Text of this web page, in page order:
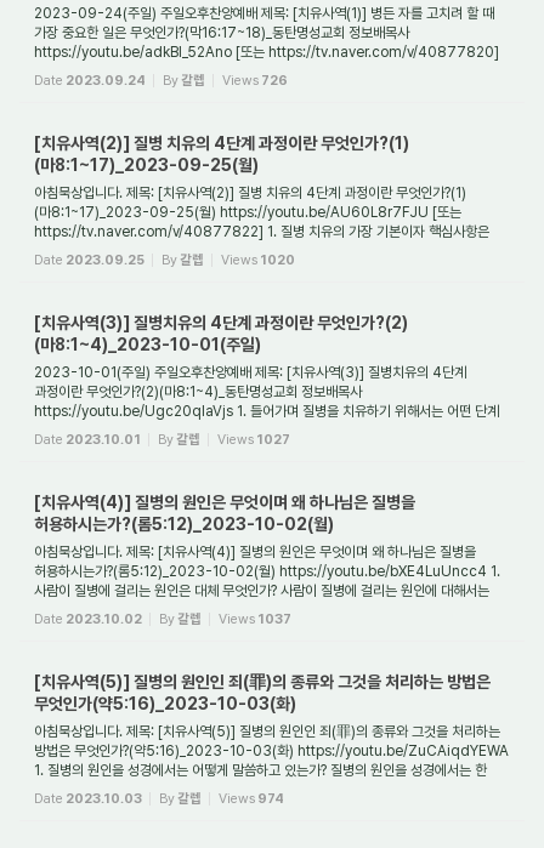
2023-09-24(주일) 주일오후찬양예배 제목: [치유사역(1)] 병든 자를 고치려 할 때
가장 중요한 일은 무엇인가?(막16:17~18)_동탄명성교회 정보배목사
https://youtu.be/adkBI_52Ano [또는 https://tv.naver.com/v/40877820]
1. 들어가며 병을 고치려할 때 가장...
Date 2023.09.24 By갈렙 Views 726
[치유사역(2)] 질병 치유의 4단계 과정이란 무엇인가?(1)
(마8:1~17)_2023-09-25(월)
아침묵상입니다. 제목: [치유사역(2)] 질병 치유의 4단계 과정이란 무엇인가?(1)
(마8:1~17)_2023-09-25(월) https://youtu.be/AU60L8r7FJU [또는
https://tv.naver.com/v/40877822] 1. 질병 치유의 가장 기본이자 핵심사항은
무엇인가? 질병을 치유하는데 있어...
Date 2023.09.25 By갈렙 Views 1020
[치유사역(3)] 질병치유의 4단계 과정이란 무엇인가?(2)
(마8:1~4)_2023-10-01(주일)
2023-10-01(주일) 주일오후찬양예배 제목: [치유사역(3)] 질병치유의 4단계
과정이란 무엇인가?(2)(마8:1~4)_동탄명성교회 정보배목사
https://youtu.be/Ugc20qlaVjs 1. 들어가며 질병을 치유하기 위해서는 어떤 단계
혹은 절차가 필요한가? 사복음서를 읽어보...
Date 2023.10.01 By갈렙 Views 1027
[치유사역(4)] 질병의 원인은 무엇이며 왜 하나님은 질병을
허용하시는가?(롬5:12)_2023-10-02(월)
아침묵상입니다. 제목: [치유사역(4)] 질병의 원인은 무엇이며 왜 하나님은 질병을
허용하시는가?(롬5:12)_2023-10-02(월) https://youtu.be/bXE4LuUncc4 1.
사람이 질병에 걸리는 원인은 대체 무엇인가? 사람이 질병에 걸리는 원인에 대해서는
의견이 분분하...
Date 2023.10.02 By갈렙 Views 1037
[치유사역(5)] 질병의 원인인 죄(罪)의 종류와 그것을 처리하는 방법은
무엇인가(약5:16)_2023-10-03(화)
아침묵상입니다. 제목: [치유사역(5)] 질병의 원인인 죄(罪)의 종류와 그것을 처리하는
방법은 무엇인가?(약5:16)_2023-10-03(화) https://youtu.be/ZuCAiqdYEWA
1. 질병의 원인을 성경에서는 어떻게 말씀하고 있는가? 질병의 원인을 성경에서는 한
마디로 '하...
Date 2023.10.03 By갈렙 Views 974